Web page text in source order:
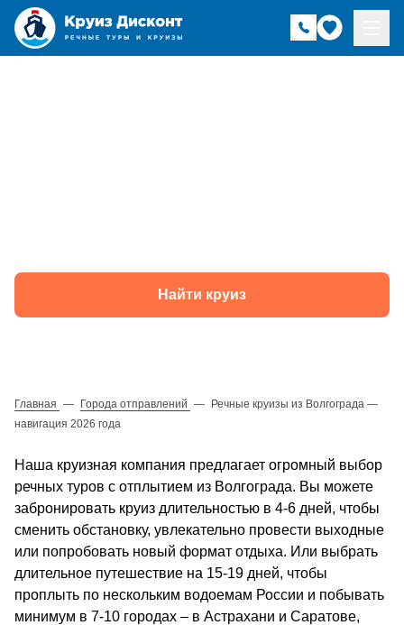
Найти круиз
Главная — Города отправлений — Речные круизы из Волгограда —
навигация 2026 года
Наша круизная компания предлагает огромный выбор
речных туров с отплытием из Волгограда. Вы можете
забронировать круиз длительностью в 4-6 дней, чтобы
сменить обстановку, увлекательно провести выходные
или попробовать новый формат отдыха. Или выбрать
длительное путешествие на 15-19 дней, чтобы
проплыть по нескольким водоемам России и побывать
минимум в 7-10 городах – в Астрахани и Саратове,